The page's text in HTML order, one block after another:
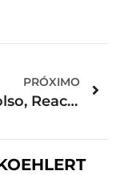
PRÓXIMO
Reembolso, Reacomodação e Crédito em Passagens Aéreas